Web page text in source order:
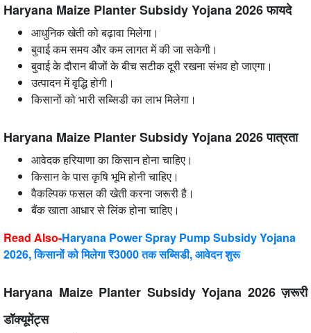
Haryana Maize Planter Subsidy Yojana 2026 फायदे
आधुनिक खेती को बढ़ावा मिलेगा।
बुवाई कम समय और कम लागत में की जा सकेगी।
बुवाई के दौरान बीजों के बीच सटीक दूरी रखना संभव हो जाएगा।
उत्पादन में वृद्धि होगी।
किसानों को भारी सब्सिडी का लाभ मिलेगा।
Haryana Maize Planter Subsidy Yojana 2026 पात्रता
आवेदक हरियाणा का किसान होना चाहिए।
किसान के पास कृषि भूमि होनी चाहिए।
वैकल्पिक फसल की खेती करना जरूरी है।
बैंक खाता आधार से लिंक होना चाहिए।
Read Also-Haryana Power Spray Pump Subsidy Yojana
2026, किसानों को मिलेगा ₹3000 तक सब्सिडी, आवेदन शुरू
Haryana Maize Planter Subsidy Yojana 2026 ज़रूरी
डॉक्यूमेंट्स